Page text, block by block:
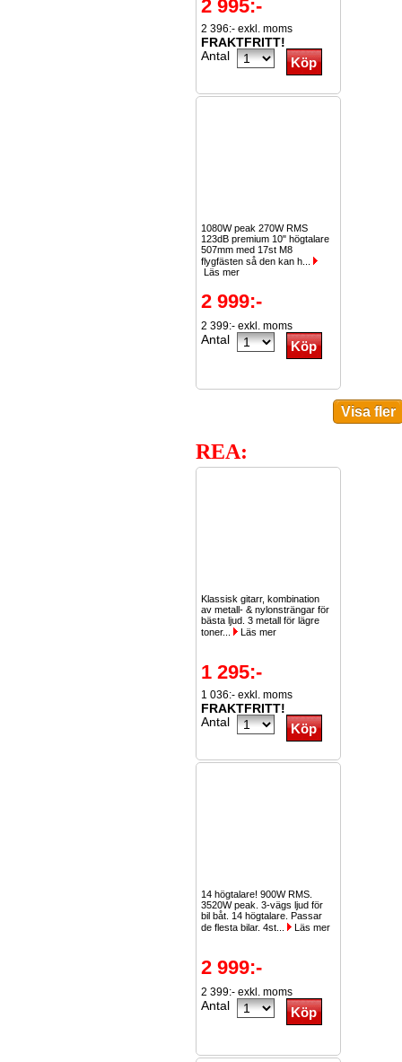
2 995:-
2 396:- exkl. moms
FRAKTFRITT!
Antal
1080W peak 270W RMS
123dB premium 10" högtalare
507mm med 17st M8
flygfästen så den kan h...
Läs mer
2 999:-
2 399:- exkl. moms
Antal
REA:
Klassisk gitarr, kombination
av metall- & nylonsträngar för
bästa ljud. 3 metall för lägre
toner...
Läs mer
1 295:-
1 036:- exkl. moms
FRAKTFRITT!
Antal
14 högtalare! 900W RMS.
3520W peak. 3-vägs ljud för
bil båt. 14 högtalare. Passar
de flesta bilar. 4st...
Läs mer
2 999:-
2 399:- exkl. moms
Antal